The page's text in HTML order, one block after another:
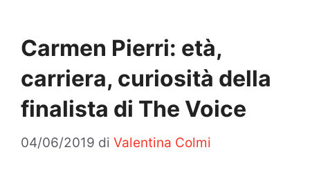
Carmen Pierri: età,
carriera, curiosità della
finalista di The Voice
04/06/2019 di Valentina Colmi